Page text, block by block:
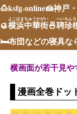
🍮ksfg-online🍰神戸
🥮横浜中華街
よこはまちゅうかがい
🍜聘珍
へいちんろ
🛏布団などの寝具な
横画面が若干見や
漫画全巻ドッ